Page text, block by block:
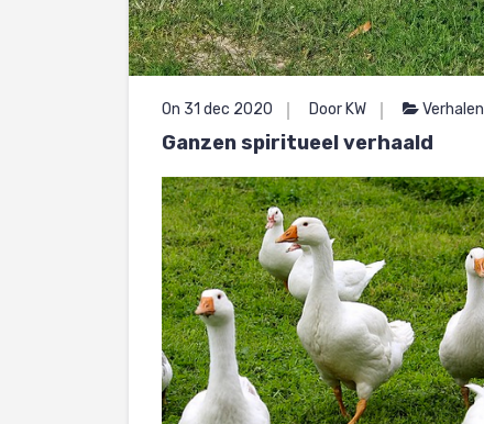
On 31 dec 2020 Door KW Verhalen
Ganzen spiritueel verhaald